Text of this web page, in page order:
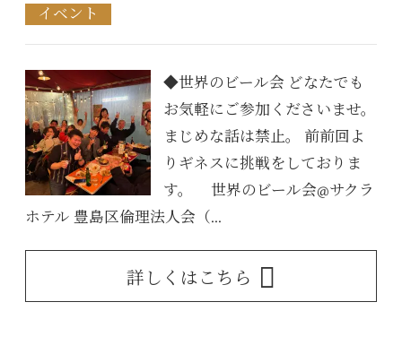
イベント
◆世界のビール会 どなたでも
お気軽にご参加くださいませ。
まじめな話は禁止。 前前回よ
りギネスに挑戦をしておりま
す。 世界のビール会@サクラ
ホテル 豊島区倫理法人会（...
詳しくはこちら